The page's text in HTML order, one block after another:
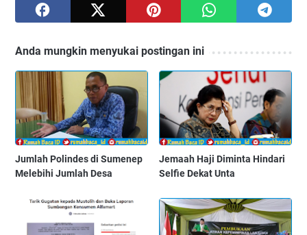
Anda mungkin menyukai postingan ini
Jumlah Polindes di Sumenep
Melebihi Jumlah Desa
Jemaah Haji Diminta Hindari
Selfie Dekat Unta